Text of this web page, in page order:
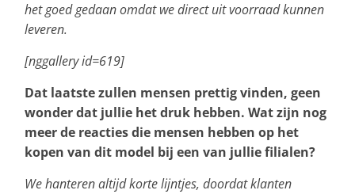
het goed gedaan omdat we direct uit voorraad kunnen
leveren.
[nggallery id=619]
Dat laatste zullen mensen prettig vinden, geen
wonder dat jullie het druk hebben. Wat zijn nog
meer de reacties die mensen hebben op het
kopen van dit model bij een van jullie filialen?
We hanteren altijd korte lijntjes, doordat klanten